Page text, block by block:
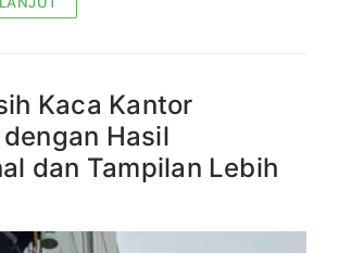
Kaca Kantor
Hasil
dan Tampilan Lebih